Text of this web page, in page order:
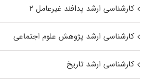
کارشناسی ارشد پدافند غیرعامل ۲
کارشناسی ارشد پژوهش علوم اجتماعی
کارشناسی ارشد تاریخ